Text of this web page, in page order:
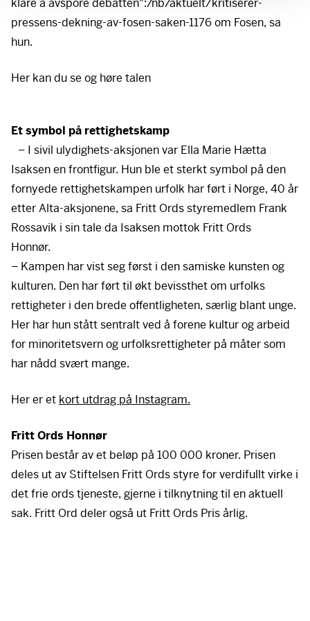
klare å avspore debatten":/nb/aktuelt/kritiserer-
pressens-dekning-av-fosen-saken-1176 om Fosen, sa
hun.
Her kan du se og høre talen
For å se innholdet må du først akseptere cookies. Du
Godta cookies
Et symbol på rettighetskamp
– I sivil ulydighets-aksjonen var Ella Marie Hætta
Isaksen en frontfigur. Hun ble et sterkt symbol på den
fornyede rettighetskampen urfolk har ført i Norge, 40 år
etter Alta-aksjonene, sa Fritt Ords styremedlem Frank
Rossavik i sin tale da Isaksen mottok Fritt Ords
Honnør.
– Kampen har vist seg først i den samiske kunsten og
kulturen. Den har ført til økt bevissthet om urfolks
rettigheter i den brede offentligheten, særlig blant unge.
Her har hun stått sentralt ved å forene kultur og arbeid
for minoritetsvern og urfolksrettigheter på måter som
har nådd svært mange.
Her er et kort utdrag på Instagram.
Fritt Ords Honnør
Prisen består av et beløp på 100 000 kroner. Prisen
deles ut av Stiftelsen Fritt Ords styre for verdifullt virke i
det frie ords tjeneste, gjerne i tilknytning til en aktuell
sak. Fritt Ord deler også ut Fritt Ords Pris årlig.